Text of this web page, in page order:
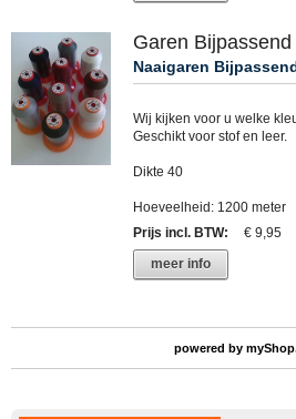
Garen Bijpassend
Naaigaren
Wij kijken voor u welke
Geschikt voor stof en leer.
Dikte 40
Hoeveelheid: 1200 meter
Prijs incl. BTW:
€ 9,95
meer info
powered by